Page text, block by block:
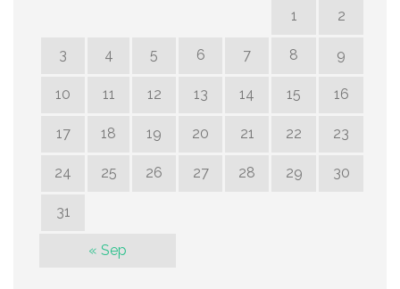
1 2
3 4 5 6 7 8 9
10 11 12 13 14 15 16
17 18 19 20 21 22 23
24 25 26 27 28 29 30
31
« Sep